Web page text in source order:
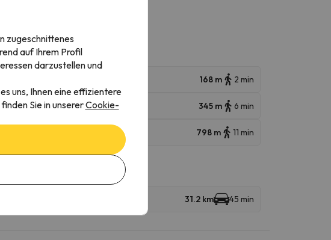
168 m 2 min
345 m 6 min
798 m 11 min
31.2 km 45 min
zugeschnittenes
auf Ihrem Profil
darzustellen und
uns, Ihnen eine effizientere
Sie in unsererCookie-